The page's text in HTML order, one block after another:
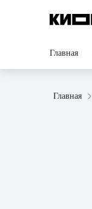
Главная
Главная